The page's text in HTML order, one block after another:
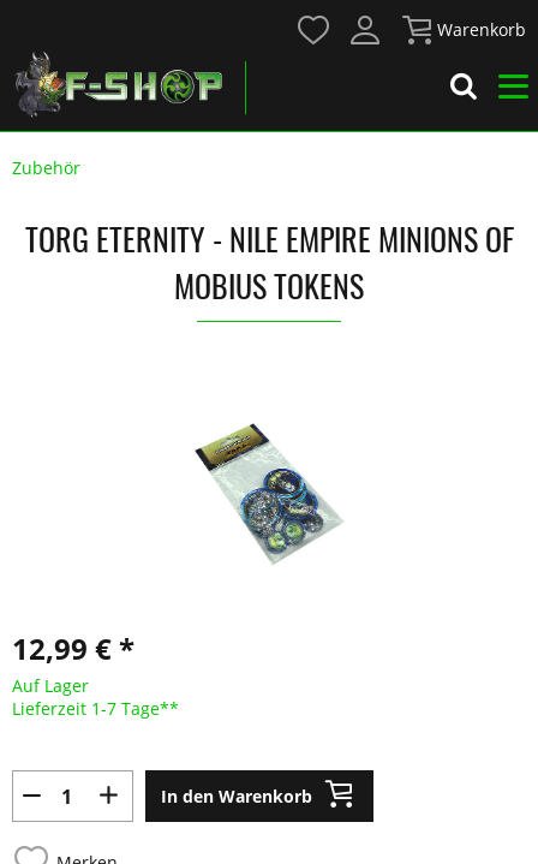
Warenkorb
Zubehör
TORG ETERNITY - NILE EMPIRE MINIONS OF
MOBIUS TOKENS
12,99 € *
Auf Lager
Lieferzeit 1-7 Tage**
In den Warenkorb